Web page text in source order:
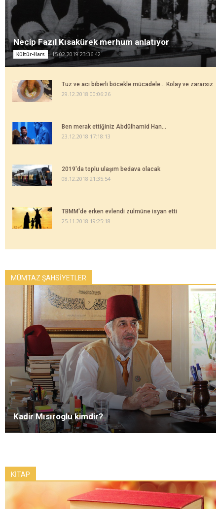
Necip Fazıl Kısakürek merhum anlatıyor
Kültür-Hars 15.02.2019 23:36:42
Tuz ve acı biberli böcekle mücadele... Kolay ve zararsız
29.12.2018 00:06:26
Ben merak ettiğiniz Abdülhamid Han...
23.12.2018 17:18:13
2019'da toplu ulaşım bedava olacak
08.12.2018 21:35:54
TBMM'de erken evlendi zulmüne isyan etti
25.11.2018 19:25:18
MÜMTAZ ŞAHSİYETLER
Kadir Mısıroglu kimdir?
KİTAP